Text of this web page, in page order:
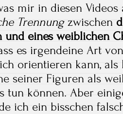
mir in diesen
Trennungzwischen
und eines weiblichen
es irgendeine Art
orientieren kann, als
seiner Figuren als
tun können. Aber
ich ein bisschen